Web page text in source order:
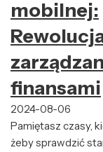
mobilnej:
finansami
2024-08-06
Pamiętasz czasy,
żeby sprawdzić